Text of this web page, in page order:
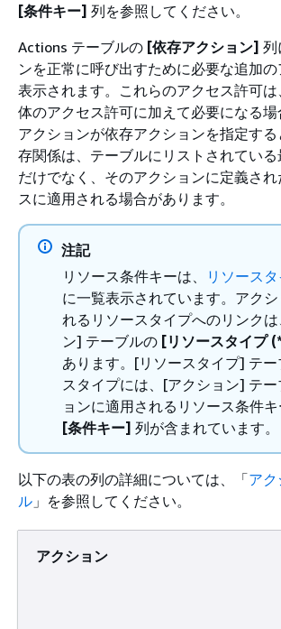
[条件キー] 列を参照してください。
Actions テーブルの [依存アクション] 列
ンを正常に呼び出すために必要な追加
表示されます。これらのアクセス許可
体のアクセス許可に加えて必要になる場
アクションが依存アクションを指定す
存関係は、テーブルにリストされてい
だけでなく、そのアクションに定義さ
スに適用される場合があります。
注記
リソース条件キーは、
リソース
に一覧表示されています。アク
れるリソースタイプへのリンク
ン] テーブルの [リソースタイプ
あります。[リソースタイプ] テ
スタイプには、[アクション] テ
ョンに適用されるリソース条件キ
[条件キー] 列が含まれています。
以下の表の列の詳細については、「ア
ル 」を参照してください。
アクション